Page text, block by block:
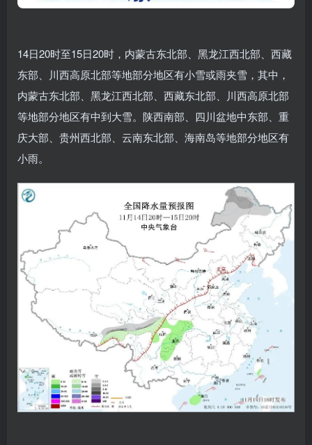
14日20时至15日20时，内蒙古东北部、黑龙江西北部、西藏
东部、川西高原北部等地部分地区有小雪或雨夹雪，其中，
内蒙古东北部、黑龙江西北部、西藏东北部、川西高原北部
等地部分地区有中到大雪。陕西南部、四川盆地中东部、重
庆大部、贵州西北部、云南东北部、海南岛等地部分地区有
小雨。